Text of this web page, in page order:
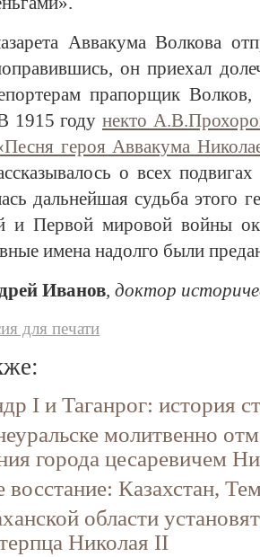
Аввакума Волкова
он приехал
прапорщик Волков,
1915 году некто
героя Аввакума
о всех
дальнейшая судьба этого
и Первой мировой войны
имена надолго были
Иванов, доктор
для печати
I и Таганрог: история
молитвенно
города цесаревичем
восстание: Казахстан,
области
Николая II